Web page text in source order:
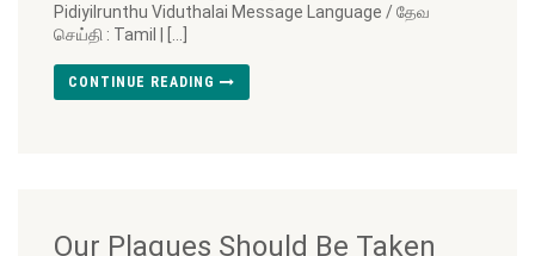
Pidiyilrunthu Viduthalai Message Language / தேவ
செய்தி : Tamil | […]
CONTINUE READING
Our Plagues Should Be Taken